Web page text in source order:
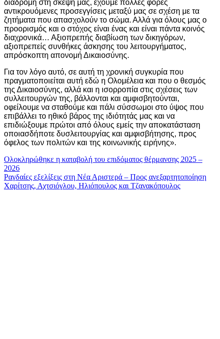
διαδρομή στη σκέψη μας, έχουμε πολλές φορές
αντικρουόμενες προσεγγίσεις μεταξύ μας σε σχέση με τα
ζητήματα που απασχολούν το σώμα. Αλλά για όλους μας ο
προορισμός και ο στόχος είναι ένας και είναι πάντα κοινός
διαχρονικά… Αξιοπρεπής διαβίωση των δικηγόρων,
αξιοπρεπείς συνθήκες άσκησης του λειτουργήματος,
απρόσκοπτη απονομή Δικαιοσύνης.
Για τον λόγο αυτό, σε αυτή τη χρονική συγκυρία που
πραγματοποιείται αυτή εδώ η Ολομέλεια και που ο θεσμός
της Δικαιοσύνης, αλλά και η ισορροπία στις σχέσεις των
συλλειτουργών της, βάλλονται και αμφισβητούνται,
οφείλουμε να σταθούμε και πάλι σύσσωμοι στο ύψος που
επιβάλλει το ηθικό βάρος της ιδιότητάς μας και να
επιδιώξουμε πρώτοι από όλους εμείς την αποκατάσταση
οποιασδήποτε δυσλειτουργίας και αμφισβήτησης, προς
όφελος των πολιτών και της κοινωνικής ειρήνης».
Πλοήγηση
άρθρων
Ολοκληρώθηκε η καταβολή του επιδόματος θέρμανσης 2025 –
2026
Ραγδαίες εξελίξεις στη Νέα Αριστερά – Προς ανεξαρτητοποίηση
Χαρίτσης, Αχτσιόγλου, Ηλιόπουλος και Τζανακόπουλος